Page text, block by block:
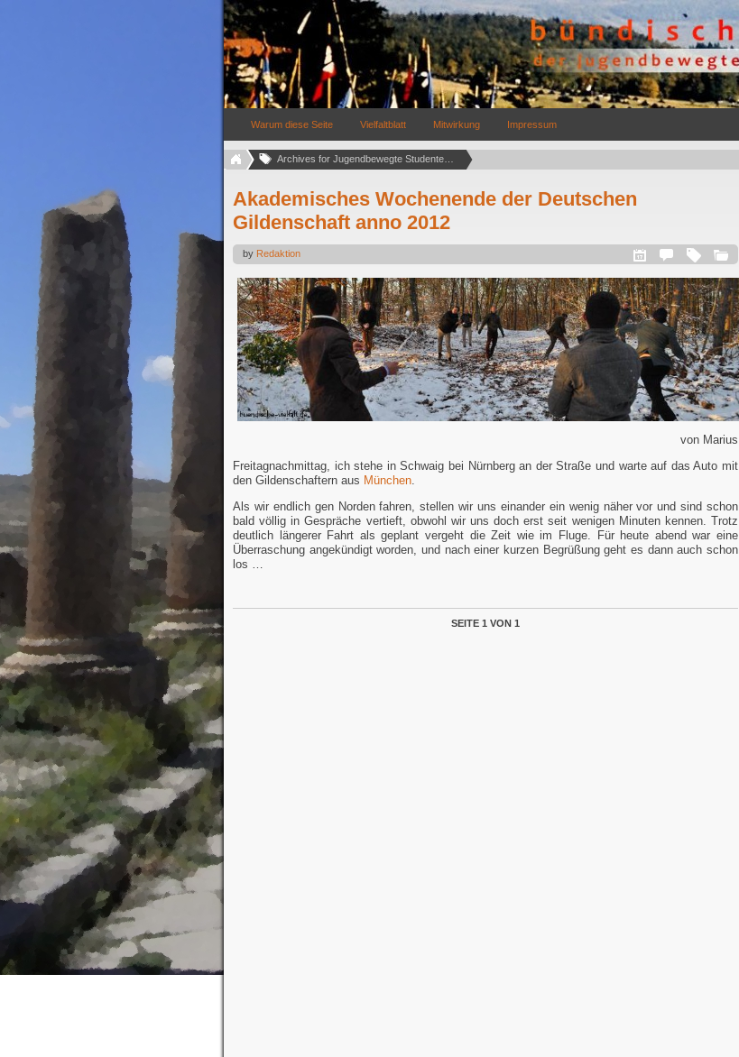
Warum diese Seite Vielfaltblatt Mitwirkung Impressum
Akademisches Wochenende der Deutschen
Gildenschaft anno 2012
by Redaktion
von Marius
Freitagnachmittag, ich stehe in Schwaig bei Nürnberg an der Straße und warte auf das Auto mit
den Gildenschaftern aus München
Als wir endlich gen Norden fahren, stellen wir uns einander ein wenig näher vor und sind schon
bald völlig in Gespräche vertieft, obwohl wir uns doch erst seit wenigen Minuten kennen. Trotz
deutlich längerer Fahrt als geplant vergeht die Zeit wie im Fluge. Für heute abend war eine
Überraschung angekündigt worden, und nach einer kurzen Begrüßung geht es dann auch schon
los …
SEITE 1 VON 1